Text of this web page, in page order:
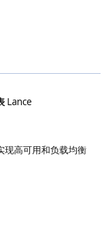
Lance
现高可用和负载均衡